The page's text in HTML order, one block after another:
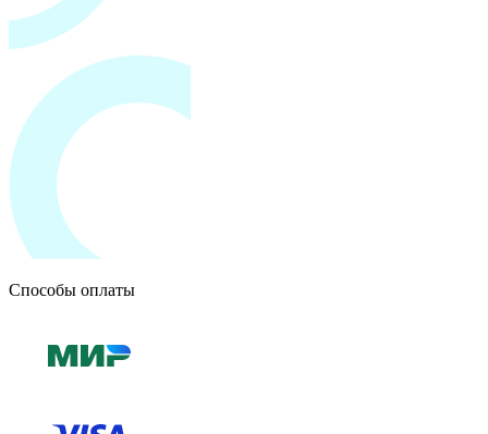
Способы оплаты